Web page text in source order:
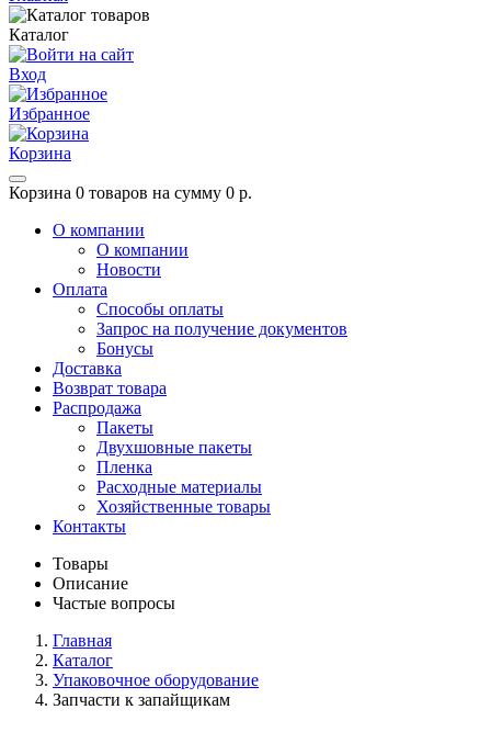
Каталог
Вход
Избранное
Корзина
Корзина 0 товаров на сумму 0 р.
О компании
О компании
Новости
Оплата
Способы оплаты
Запрос на получение документов
Бонусы
Доставка
Возврат товара
Распродажа
Пакеты
Двухшовные пакеты
Пленка
Расходные материалы
Хозяйственные товары
Контакты
Товары
Описание
Частые вопросы
Главная
Каталог
Упаковочное оборудование
Запчасти к запайщикам